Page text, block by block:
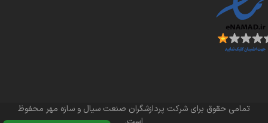
تمامی حقوق برای شرکت پردازشگران صنعت سیال و سازه مهر محفوظ